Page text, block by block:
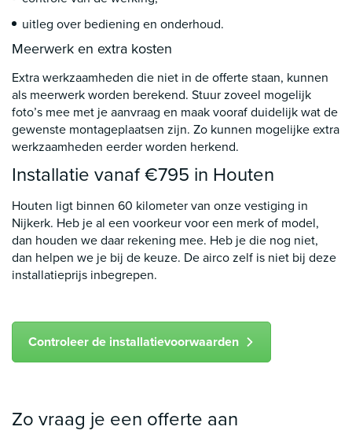
uitleg over bediening en onderhoud.
Meerwerk en extra kosten
Extra werkzaamheden die niet in de offerte staan, kunnen
als meerwerk worden berekend. Stuur zoveel mogelijk
foto’s mee met je aanvraag en maak vooraf duidelijk wat de
gewenste montageplaatsen zijn. Zo kunnen mogelijke extra
werkzaamheden eerder worden herkend.
Installatie vanaf €795 in Houten
Houten ligt binnen 60 kilometer van onze vestiging in
Nijkerk. Heb je al een voorkeur voor een merk of model,
dan houden we daar rekening mee. Heb je die nog niet,
dan helpen we je bij de keuze. De airco zelf is niet bij deze
installatieprijs inbegrepen.
Controleer de installatievoorwaarden
Zo vraag je een offerte aan